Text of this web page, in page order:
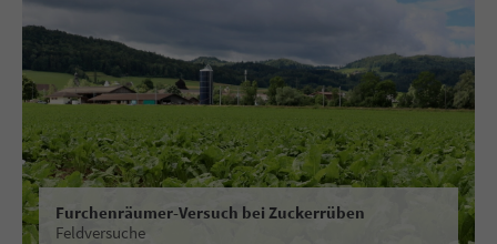
Furchenräumer-Versuch bei Zuckerrüben
Feldversuche